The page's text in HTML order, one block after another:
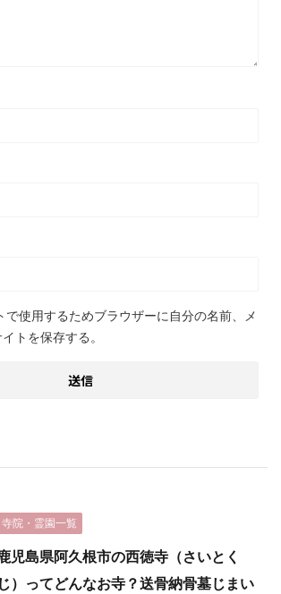
で使用するためブラウザーに自分の名前、メ
トを保存する。
寺院・霊園一覧
児島県阿久根市の西徳寺（さいとく
じ）ってどんなお寺？送骨納骨墓じまい